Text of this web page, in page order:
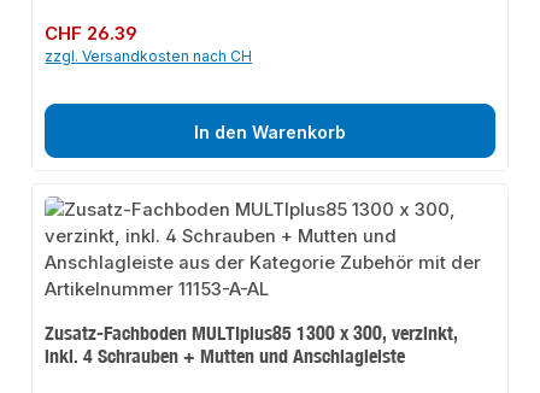
Regulärer Preis:
CHF 26.39
zzgl. Versandkosten nach CH
In den Warenkorb
Zusatz-Fachboden MULTIplus85 1300 x 300, verzinkt,
inkl. 4 Schrauben + Mutten und Anschlagleiste